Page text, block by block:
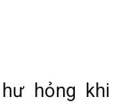
hỏng khi